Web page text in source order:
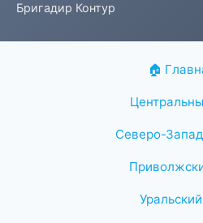
Бригадир Контур
🏠
Северо-